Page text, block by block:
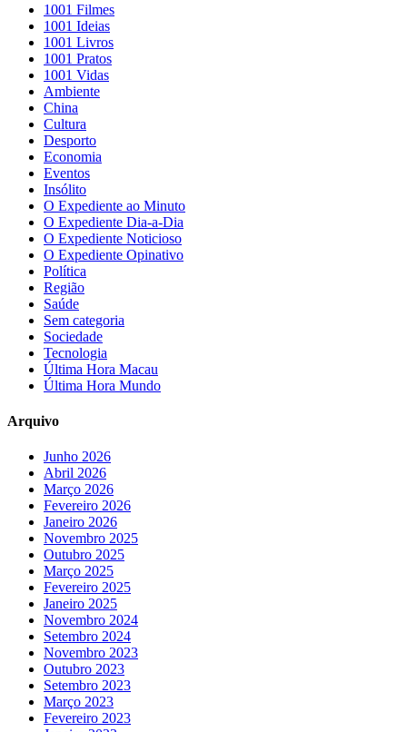
1001 Filmes
1001 Ideias
1001 Livros
1001 Pratos
1001 Vidas
Ambiente
China
Cultura
Desporto
Economia
Eventos
Insólito
O Expediente ao Minuto
O Expediente Dia-a-Dia
O Expediente Noticioso
O Expediente Opinativo
Política
Região
Saúde
Sem categoria
Sociedade
Tecnologia
Última Hora Macau
Última Hora Mundo
Arquivo
Junho 2026
Abril 2026
Março 2026
Fevereiro 2026
Janeiro 2026
Novembro 2025
Outubro 2025
Março 2025
Fevereiro 2025
Janeiro 2025
Novembro 2024
Setembro 2024
Novembro 2023
Outubro 2023
Setembro 2023
Março 2023
Fevereiro 2023